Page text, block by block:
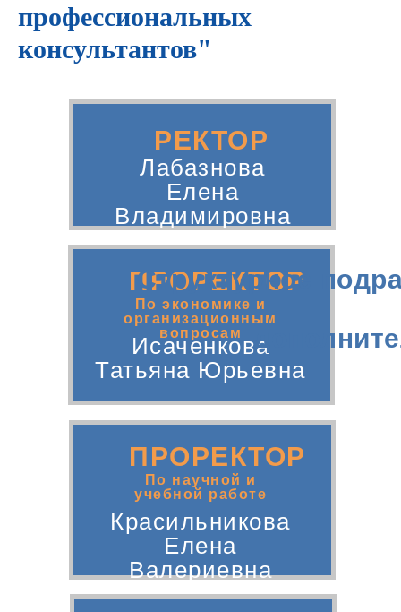
профессиональных
консультантов"
РЕКТОР
Лабазнова
Елена
Владимировна
ПРОРЕКТОР
ПРОРЕКТОР
По экономике и
организационным
вопросам
По научной и
учебной работе
Исаченкова
Татьяна Юрьевна
Красильникова
Елена
Валериевна
Структурное